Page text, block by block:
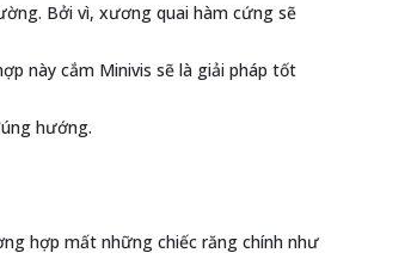
Bởi vì, xương quai hàm cứng sẽ
này cắm Minivis sẽ là giải pháp tốt
hướng.
hợp mất những chiếc răng chính như